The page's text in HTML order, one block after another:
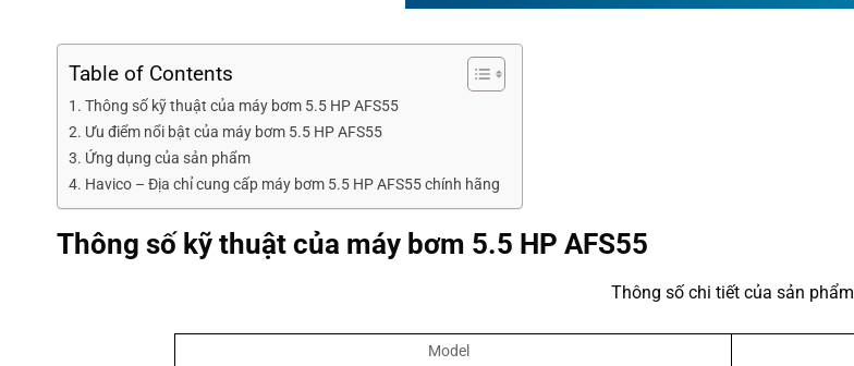
Table of Contents
Thông số kỹ thuật của máy bơm 5.5 HP AFS55
Ưu điểm nổi bật của máy bơm 5.5 HP AFS55
Ứng dụng của sản phẩm
Havico – Địa chỉ cung cấp máy bơm 5.5 HP AFS55 chính hãng
Thông số kỹ thuật của máy bơm 5.5 HP AFS55
Thông số chi tiết của sản phẩm
Model